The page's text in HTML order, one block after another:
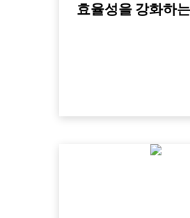
효율성을 강화하